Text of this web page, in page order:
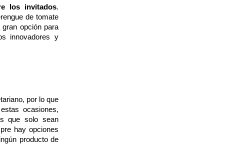
los invitados.
de tomate
opción para
innovadores y
por lo que
ocasiones,
que solo sean
hay opciones
producto de